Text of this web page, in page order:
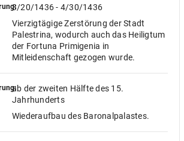
3/20/1436 - 4/30/1436
Vierzigtägige Zerstörung der Stadt
Palestrina, wodurch auch das Heiligtum
der Fortuna Primigenia in
Mitleidenschaft gezogen wurde.
ab der zweiten Hälfte des 15.
Jahrhunderts
Wiederaufbau des Baronalpalastes.